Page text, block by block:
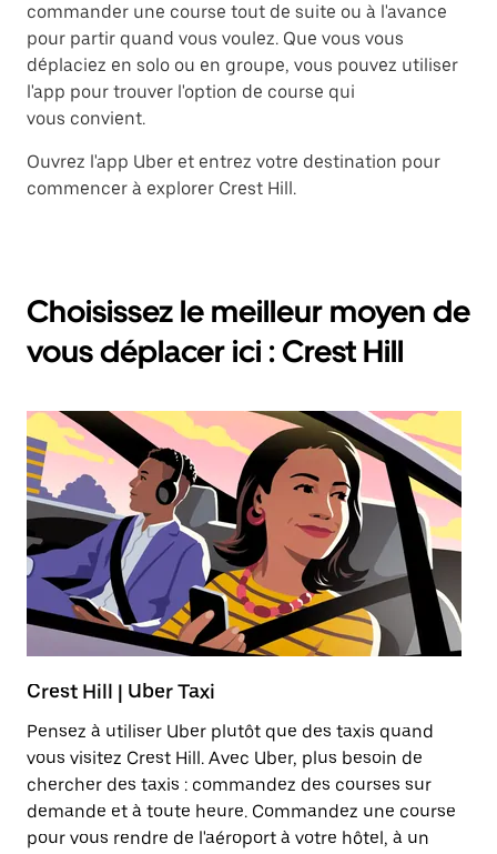
commander une course tout de suite ou à l'avance
pour partir quand vous voulez. Que vous vous
déplaciez en solo ou en groupe, vous pouvez utiliser
l'app pour trouver l'option de course qui
vous convient.
Ouvrez l'app Uber et entrez votre destination pour
commencer à explorer Crest Hill.
Choisissez le meilleur moyen de
vous déplacer ici : Crest Hill
Crest Hill | Uber Taxi
Pensez à utiliser Uber plutôt que des taxis quand
vous visitez Crest Hill. Avec Uber, plus besoin de
chercher des taxis : commandez des courses sur
demande et à toute heure. Commandez une course
pour vous rendre de l'aéroport à votre hôtel, à un